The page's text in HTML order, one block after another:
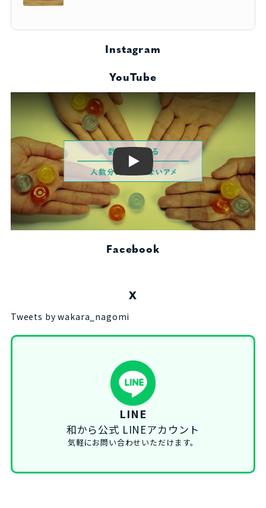
Instagram
YouTube
Play
Facebook
X
Tweets by wakara_nagomi
LINE
和から公式 LINEアカウント
気軽にお問い合わせいただけます。